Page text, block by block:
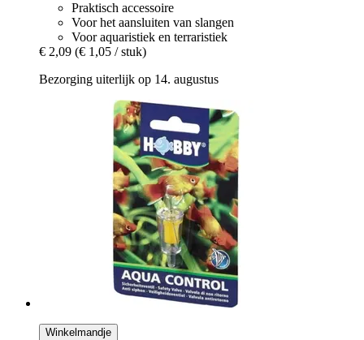
Praktisch accessoire
Voor het aansluiten van slangen
Voor aquaristiek en terraristiek
€ 2,09 (€ 1,05 / stuk)
Bezorging uiterlijk op 14. augustus
Winkelmandje